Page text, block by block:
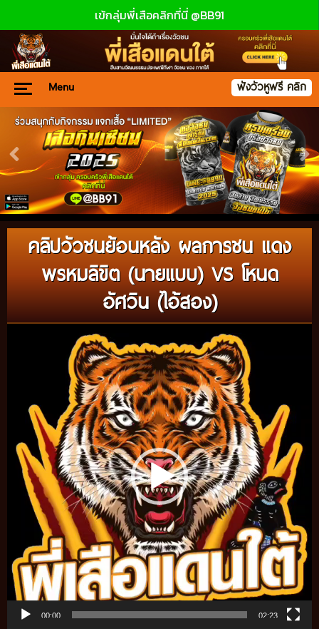
เข้กลุ่มพี่เสือคลิกที่นี่ @BB91
Menu ฟังวัวหูฟรี คลิก
คลิปวัวชนย้อนหลัง ผลการชน แดง
พรหมลิขิต (นายแบบ) VS โหนด
อัศวิน (ไอ้สอง)
00:00 02:23